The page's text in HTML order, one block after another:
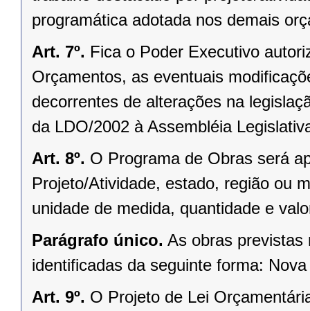
programática adotada nos demais
Art. 7º. Fica o Poder Executivo
Orçamentos, as eventuais
decorrentes de alterações na
da LDO/2002 à Assembléia
Art. 8º. O Programa de Obras será
Projeto/Atividade, estado, região ou
unidade de medida, quantidade e
Parágrafo único. As obras previstas
identificadas da seguinte forma:
Art. 9º. O Projeto de Lei